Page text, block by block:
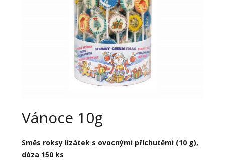
Vánoce 10g
Směs roksy lízátek s ovocnými příchutěmi (10 g),
dóza 150 ks